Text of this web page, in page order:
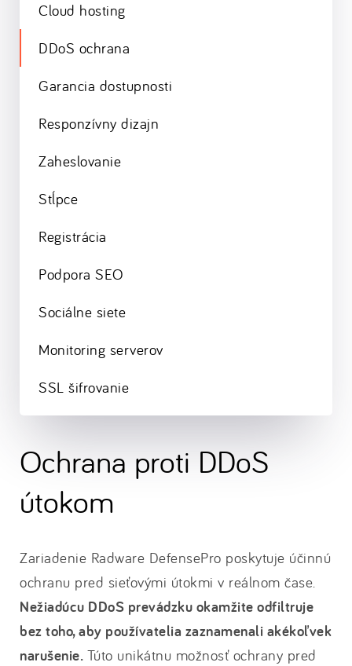
Ochrana proti DDoS
útokom
Zariadenie Radware DefensePro poskytuje účinnú
ochranu pred sieťovými útokmi v reálnom čase.
Nežiadúcu DDoS prevádzku okamžite odfiltruje
bez toho, aby používatelia zaznamenali akékoľvek
narušenie. Túto unikátnu možnosť ochrany pred
Cloud hosting
DDoS ochrana
Garancia dostupnosti
Responzívny dizajn
Zaheslovanie
Stĺpce
Registrácia
Podpora SEO
Sociálne siete
Monitoring serverov
SSL šifrovanie